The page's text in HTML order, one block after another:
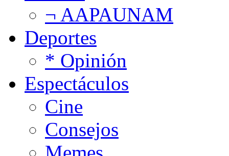
¬ AAPAUNAM
Deportes
* Opinión
Espectáculos
Cine
Consejos